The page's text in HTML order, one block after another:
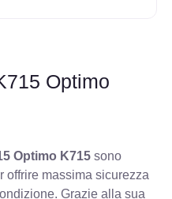
Optimo
Optimo K715 sono
offrire massima sicurezza
Grazie alla sua